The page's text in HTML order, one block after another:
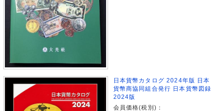
日本貨幣カタログ 2024年版 日本
貨幣商協同組合発行 日本貨幣図録
2024版
会員価格(税別)：